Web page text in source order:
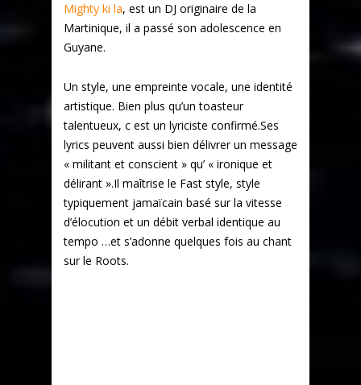
Mighty ki la, est un DJ originaire de la
Martinique, il a passé son adolescence en
Guyane.
Un style, une empreinte vocale, une identité
artistique. Bien plus qu’un toasteur
talentueux, c est un lyriciste confirmé.Ses
lyrics peuvent aussi bien délivrer un message
« militant et conscient » qu’ « ironique et
délirant ».Il maîtrise le Fast style, style
typiquement jamaïcain basé sur la vitesse
d’élocution et un débit verbal identique au
tempo …et s’adonne quelques fois au chant
sur le Roots.